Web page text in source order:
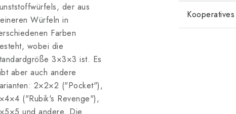
der aus
Würfeln in
Farben
wobei die
3×3×3 ist. Es
aber auch andere
2×2×2 ("Pocket"),
("Rubik's Revenge"),